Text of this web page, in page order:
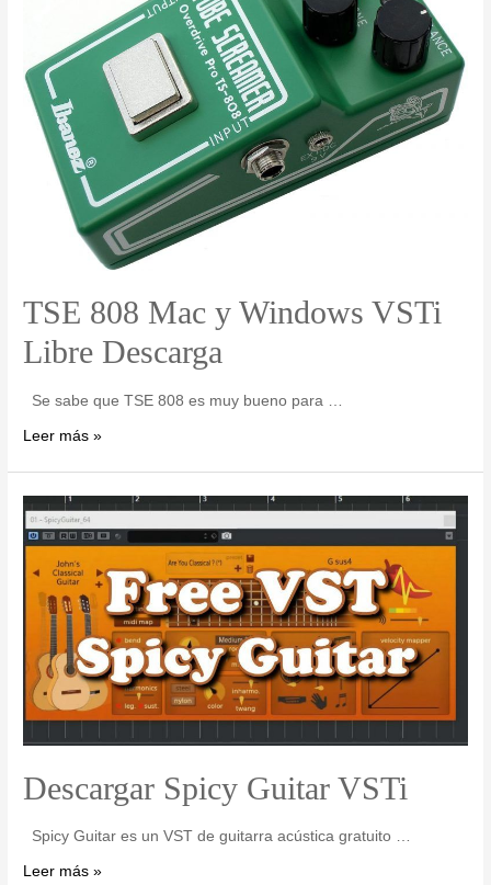
TSE 808 Mac y Windows VSTi
Libre Descarga
Se sabe que TSE 808 es muy bueno para …
Leer más »
Descargar Spicy Guitar VSTi
Spicy Guitar es un VST de guitarra acústica gratuito …
Leer más »